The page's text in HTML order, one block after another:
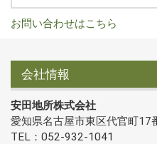
お問い合わせはこちら
会社情報
安田地所株式会社
愛知県名古屋市東区代官町17
TEL：052-932-1041